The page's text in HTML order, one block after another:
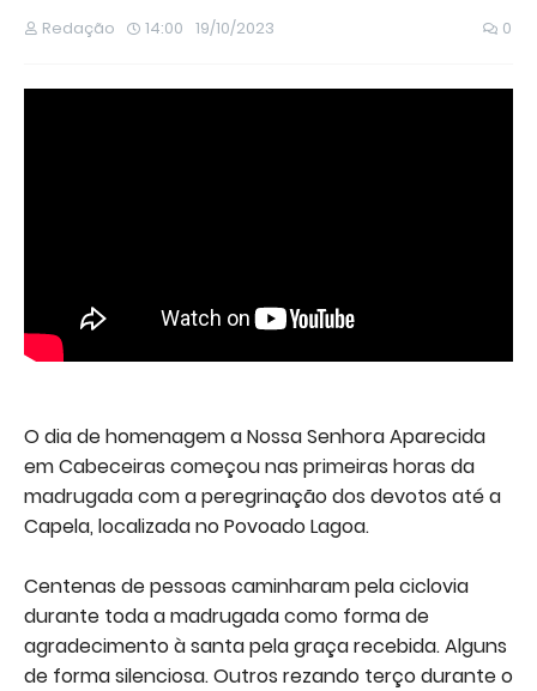
Redação 14:00 19/10/2023 0
O dia de homenagem a Nossa Senhora Aparecida
em Cabeceiras começou nas primeiras horas da
madrugada com a peregrinação dos devotos até a
Capela, localizada no Povoado Lagoa.
Centenas de pessoas caminharam pela ciclovia
durante toda a madrugada como forma de
agradecimento à santa pela graça recebida. Alguns
de forma silenciosa. Outros rezando terço durante o